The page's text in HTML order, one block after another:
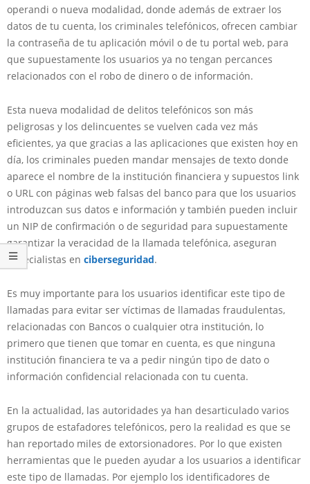
operandi o nueva modalidad, donde además de extraer los
datos de tu cuenta, los criminales telefónicos, ofrecen cambiar
la contraseña de tu aplicación móvil o de tu portal web, para
que supuestamente los usuarios ya no tengan percances
relacionados con el robo de dinero o de información.
Esta nueva modalidad de delitos telefónicos son más
peligrosas y los delincuentes se vuelven cada vez más
eficientes, ya que gracias a las aplicaciones que existen hoy en
día, los criminales pueden mandar mensajes de texto donde
aparece el nombre de la institución financiera y supuestos link
o URL con páginas web falsas del banco para que los usuarios
introduzcan sus datos e información y también pueden incluir
un NIP de confirmación o de seguridad para supuestamente
garantizar la veracidad de la llamada telefónica, aseguran
especialistas en ciberseguridad.
Es muy importante para los usuarios identificar este tipo de
llamadas para evitar ser víctimas de llamadas fraudulentas,
relacionadas con Bancos o cualquier otra institución, lo
primero que tienen que tomar en cuenta, es que ninguna
institución financiera te va a pedir ningún tipo de dato o
información confidencial relacionada con tu cuenta.
En la actualidad, las autoridades ya han desarticulado varios
grupos de estafadores telefónicos, pero la realidad es que se
han reportado miles de extorsionadores. Por lo que existen
herramientas que le pueden ayudar a los usuarios a identificar
este tipo de llamadas. Por ejemplo los identificadores de